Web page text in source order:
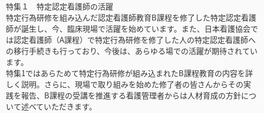
特集１ 特定認定看護師の活躍
特定行為研修を組み込んだ認定看護師教育B課程を修了した特定認定看護
師が誕生し、今、臨床現場で活躍を始めています。また、日本看護協会で
は認定看護師（A課程）で特定行為研修を修了した人の特定認定看護師へ
の移行手続きも行っており、今後は、あらゆる場での活躍が期待されてい
ます。
特集1ではあらためて特定行為研修が組み込まれたB課程教育の内容を詳
しく説明。さらに、現場で取り組みを始めた修了者の皆さんからその実
践を報告、B課程の受講を推進する看護管理者からは人材育成の方針につ
いて述べていただきます。